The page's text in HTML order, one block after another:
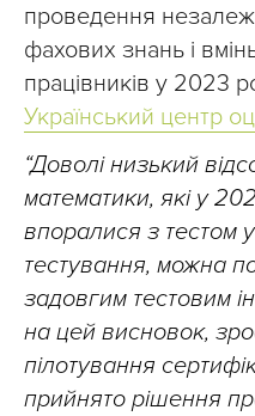
проведення
фахових знань і
працівників у 2023
Український центр
“Доволі низький
математики, які у
впоралися з тестом
тестування, можна
задовгим тестовим
на цей висновок,
пілотування
прийнято рішення